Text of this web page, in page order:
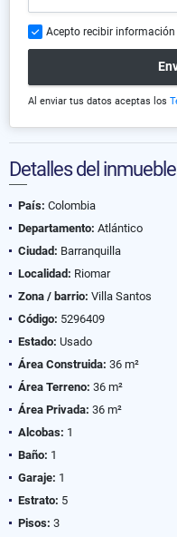
Acepto recibir
Al enviar tus datos aceptas los
Detalles del inmueble
País: Colombia
Departamento: Atlántico
Ciudad: Barranquilla
Localidad: Riomar
Zona / barrio: Villa Santos
Código: 5296409
Estado: Usado
Área Construida: 36 m²
Área Terreno: 36 m²
Área Privada: 36 m²
Alcobas: 1
Baño: 1
Garaje: 1
Estrato: 5
Pisos: 3